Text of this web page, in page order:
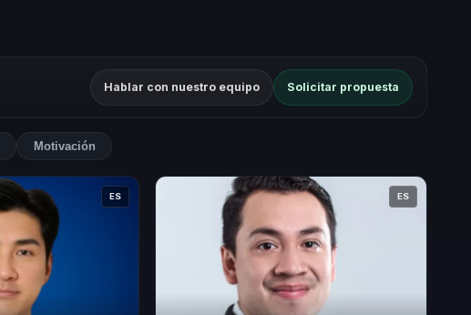
Hablar con nuestro equipo Solicitar propuesta
Motivación
ES ES